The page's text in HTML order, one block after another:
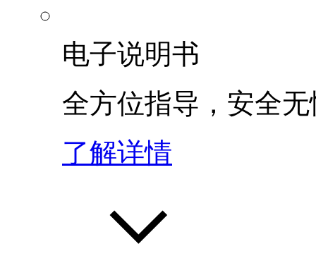
电子说明书
全方位指导，安全
了解详情